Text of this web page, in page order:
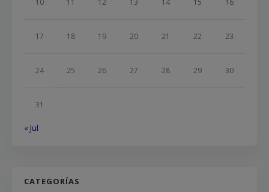
17 18 19 20 21 22 23
24 25 26 27 28 29 30
31
« Jul
CATEGORÍAS